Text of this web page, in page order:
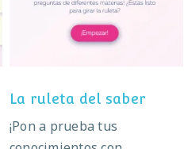
La ruleta del saber
La ruleta del saber
¡Pon a prueba tus